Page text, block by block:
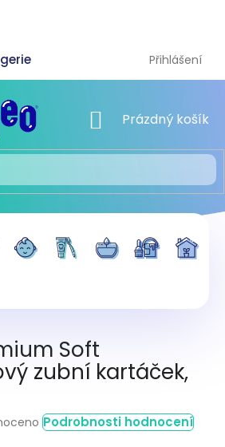
Přihlášení
NÁKUPNÍ KOŠÍK
Prázdný košík
Soft
zubní kartáček,
Podrobnosti hodnocení